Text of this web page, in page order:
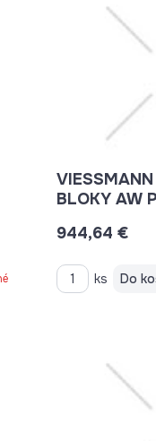
BLOKY AW
944,64 €
ks Do